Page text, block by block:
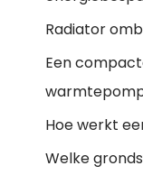
Radiator
Een
Hoe werkt
Welke